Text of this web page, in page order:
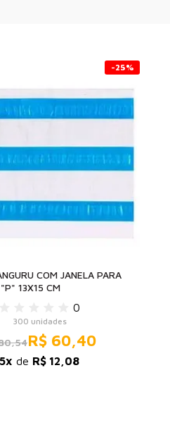
-25%
COM JANELA PARA
13X15 CM
0
300 unidades
R$ 60,40
5x de R$ 12,08